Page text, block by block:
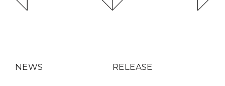
NEWS RELEASE